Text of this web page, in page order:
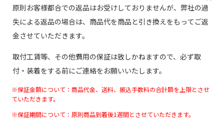
原則お客様都合での返品はお受けしておりませんが、弊社の過
失による返品の場合は、商品代を商品と引き換えをもってご返
金させていただきます。
取付工賃等、その他費用の保証は致しかねますので、必ず取
付・装着をする前にご連絡をお願いいたします。
※保証金額について：商品代金、送料、振込手数料の合計額を上限とさせ
ていただきます。
※保証期間について：原則商品到着後1週間とさせていただきます。